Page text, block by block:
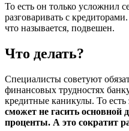
То есть он только усложнил
разговаривать с
что называется, подвешен.
Что делать?
Специалисты советуют
финансовых трудностях
кредитные каникулы. То есть
сможет не гасить основной
проценты. А это сократит